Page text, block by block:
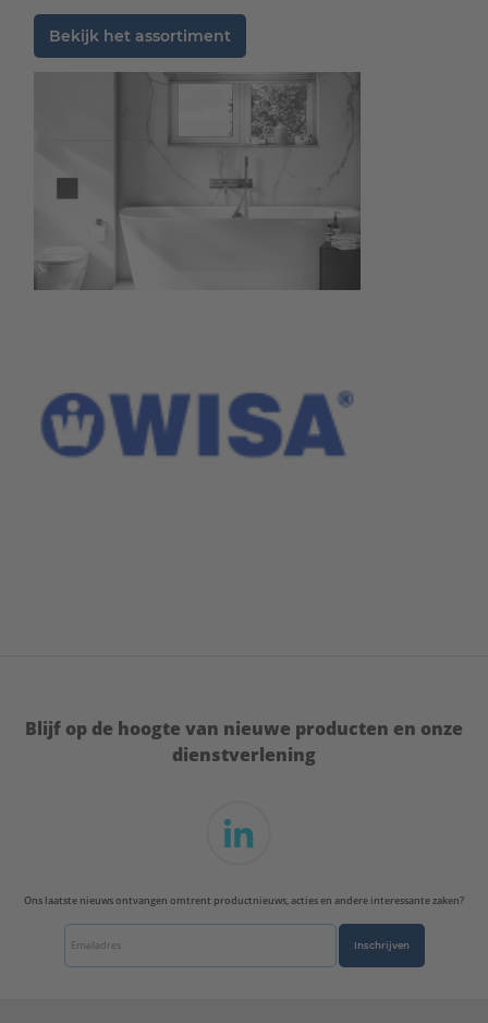
Bekijk het assortiment
Blijf op de hoogte van nieuwe producten en onze
dienstverlening
Ons laatste nieuws ontvangen omtrent productnieuws, acties en andere interessante zaken?
Inschrijven